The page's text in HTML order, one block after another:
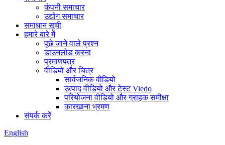
कंपनी समाचार
उद्योग समाचार
समाधान सूची
हमारे बारे में
पूछे जाने वाले प्रश्न
डाउनलोड करना
प्रमाणपत्र
वीडियो और चित्र
सार्वजनिक वीडियो
उत्पाद वीडियो और टेस्ट Viedo
परियोजना वीडियो और ग्राहक समीक्षा
कारखाना भ्रमण
संपर्क करें
English